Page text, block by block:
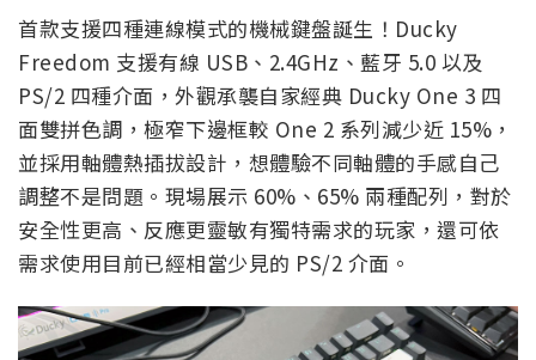
首款支援四種連線模式的機械鍵盤誕生！Ducky
Freedom 支援有線 USB、2.4GHz、藍牙 5.0 以及
PS/2 四種介面，外觀承襲自家經典 Ducky One 3 四
面雙拼色調，極窄下邊框較 One 2 系列減少近 15%，
並採用軸體熱插拔設計，想體驗不同軸體的手感自己
調整不是問題。現場展示 60%、65% 兩種配列，對於
安全性更高、反應更靈敏有獨特需求的玩家，還可依
需求使用目前已經相當少見的 PS/2 介面。